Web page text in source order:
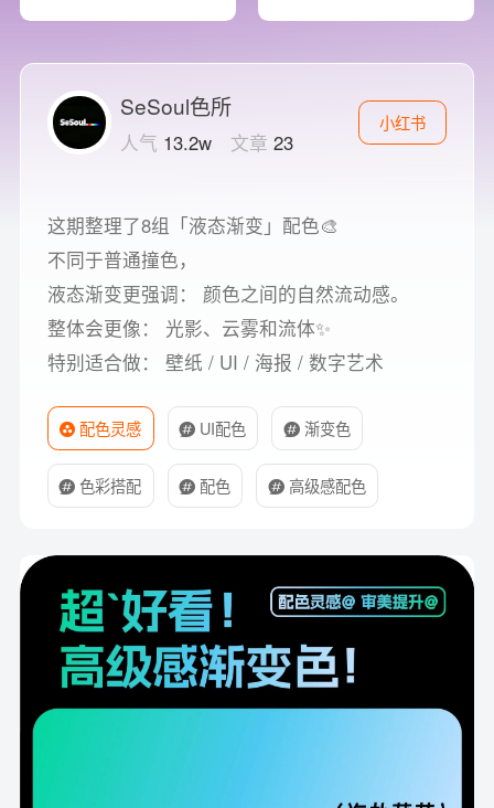
这期整理了8组「液态渐变」配色🎨
不同于普通撞色，
液态渐变更强调： 颜色之间的自然流动感。
整体会更像： 光影、云雾和流体✨
特别适合做： 壁纸 / UI / 海报 / 数字艺术
配色灵感 UI配色 渐变色
色彩搭配 配色 高级感配色
SeSoul色所
人气 13.2w 文章 23
小红书